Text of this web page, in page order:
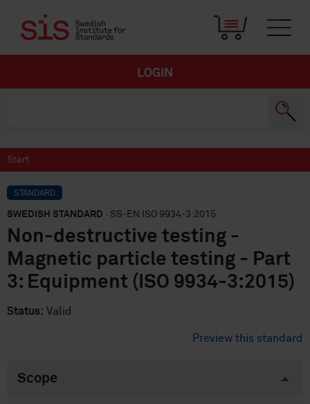
LOGIN
Start
STANDARD
SWEDISH STANDARD · SS-EN ISO 9934-3:2015
Non-destructive testing -
Magnetic particle testing - Part
3: Equipment (ISO 9934-3:2015)
Status: Valid
Preview this standard
Scope